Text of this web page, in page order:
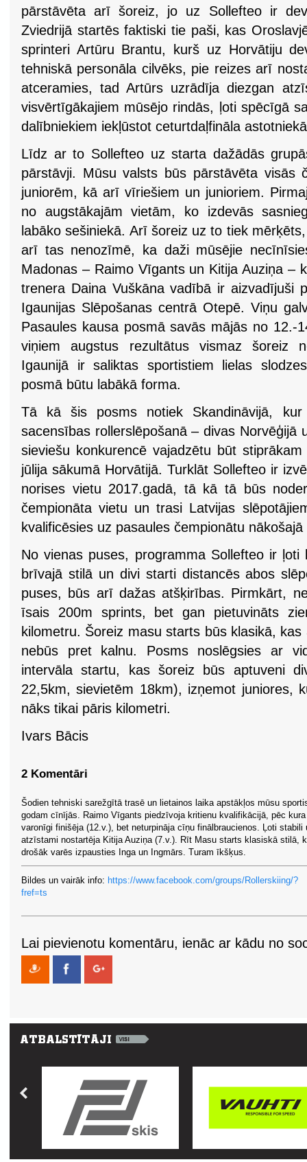
pārstāvēta arī šoreiz, jo uz Sollefteo ir
Zviedrijā startēs faktiski tie paši, kas
sprinteri Artūru Brantu, kurš uz Horvātiju
tehniskā personāla cilvēks, pie reizes arī
atceramies, tad Artūrs uzrādīja diezgan
visvērtīgākajiem mūsējo rindās, ļoti spēcīgā
dalībniekiem iekļūstot ceturtdaļfināla
Līdz ar to Sollefteo uz starta dažādās
pārstāvji. Mūsu valsts būs pārstāvēta visās
juniorēm, kā arī vīriešiem un junioriem.
no augstākajām vietām, ko izdevās
labāko sešiniekā. Arī šoreiz uz to tiek
arī tas nenozīmē, ka daži mūsējie
Madonas – Raimo Vīgants un Kitija Auziņa –
trenera Daina Vuškāna vadībā ir aizvadījuši
Igaunijas Slēpošanas centrā Otepē. Viņu
Pasaules kausa posmā savās mājās no 12.-
viņiem augstus rezultātus vismaz šoreiz
Igaunijā ir saliktas sportistiem lielas
posmā būtu labākā forma.
Tā kā šis posms notiek Skandināvijā,
sacensības rollerslēpošanā – divas Norvēģijā
sieviešu konkurencē vajadzētu būt
jūlija sākumā Horvātijā. Turklāt Sollefteo ir
norises vietu 2017.gadā, tā kā tā būs
čempionāta vietu un trasi Latvijas
kvalificēsies uz pasaules čempionātu nākošajā
No vienas puses, programma Sollefteo ir
brīvajā stilā un divi starti distancēs abos
puses, būs arī dažas atšķirības. Pirmkārt,
īsais 200m sprints, bet gan pietuvināts
kilometru. Šoreiz masu starts būs klasikā,
nebūs pret kalnu. Posms noslēgsies ar
intervāla startu, kas šoreiz būs aptuveni
22,5km, sievietēm 18km), izņemot juniores,
nāks tikai pāris kilometri.
Ivars Bācis
2 Komentāri
Šodien tehniski sarežgītā trasē un lietainos laika apstākļos mūsu
godam cīnījās. Raimo Vīgants piedzīvoja kritienu kvalifikācijā, pēc kura
varonīgi finišēja (12.v.), bet neturpināja cīņu finālbraucienos. Ļoti stabili
atzīstami nostartēja Kitija Auziņa (7.v.). Rīt Masu starts klasiskā stilā,
drošāk varēs izpausties Inga un Ingmārs. Turam īkšķus.
Bildes un vairāk info: https://www.facebook.com/groups/Rollerskiing/?
fref=ts
Lai pievienotu komentāru, ienāc ar kādu no